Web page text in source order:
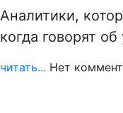
Аналитики,
когда говорят
читать... Нет